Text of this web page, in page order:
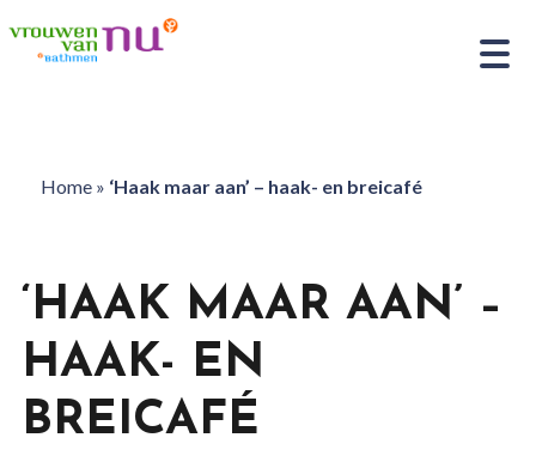
Home» ‘Haak maar aan’ – haak- en breicafé
‘HAAK MAAR AAN’ –
HAAK- EN
BREICAFÉ